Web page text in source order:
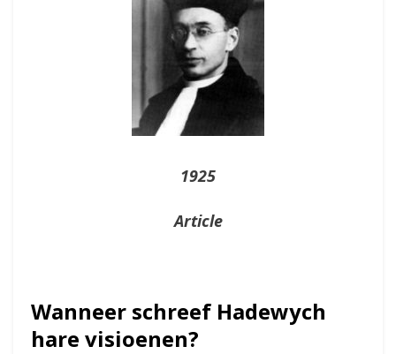
1925
Article
Wanneer schreef Hadewych
hare visioenen?